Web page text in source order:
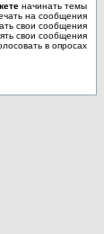
начинать темы
на сообщения
свои сообщения
свои сообщения
в опросах